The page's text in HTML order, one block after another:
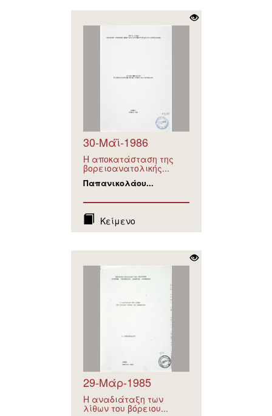
30-Μάϊ-1986
Η αποκατάσταση της
βορειοανατολικής...
Παπανικολάου...
Κείμενο
29-Μάρ-1985
Η αναδιάταξη των
λίθων του βόρειου...